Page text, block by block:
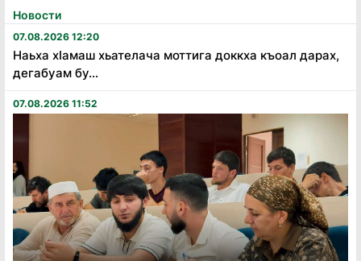
Новости
07.08.2026 12:20
Наьха хӏамаш хьателача моттига доккха къоал дарах,
дегабуам бу...
07.08.2026 11:52